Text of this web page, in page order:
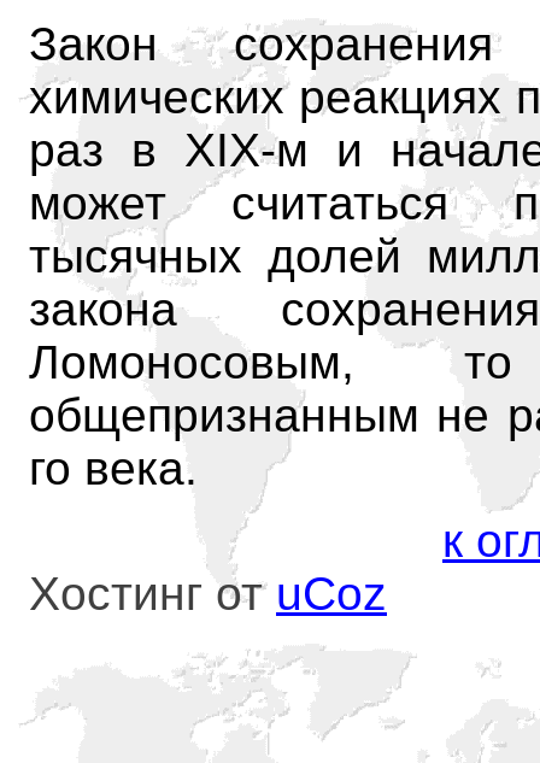
Закон
химических реакциях
раз в XIX-м и
может считаться
тысячных долей
закона
Ломоносовым,
общепризнанным не
го века.
к
Хостинг от uCoz